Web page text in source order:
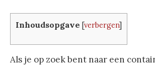
Inhoudsopgave [verbergen]
Als je op zoek bent naar een